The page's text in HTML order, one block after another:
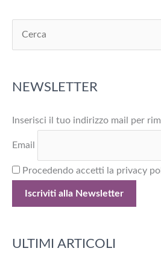
e
c
:
NEWSLETTER
Inserisci il tuo indirizzo mail per
Email
Procedendo accetti la privacy
ULTIMI ARTICOLI